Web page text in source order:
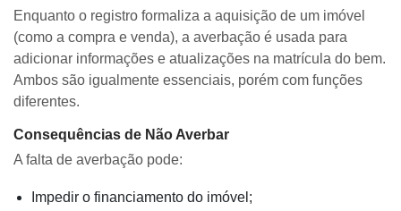
Enquanto o registro formaliza a aquisição de um imóvel
(como a compra e venda), a averbação é usada para
adicionar informações e atualizações na matrícula do bem.
Ambos são igualmente essenciais, porém com funções
diferentes.
Consequências de Não Averbar
A falta de averbação pode:
Impedir o financiamento do imóvel;